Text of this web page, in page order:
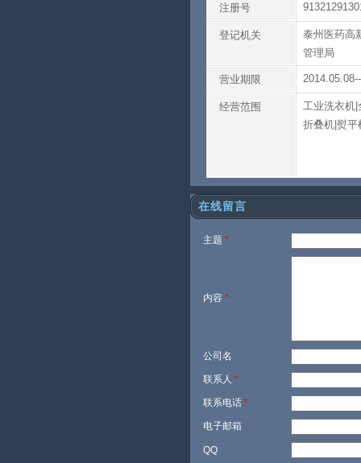
注册号
登记机关
泰州医药高
管理局
营业期限
经营范围
工业洗衣机|
折叠机|熨平
在线留言
主题 *
内容 *
公司名
联系人 *
联系电话 *
电子邮箱
QQ